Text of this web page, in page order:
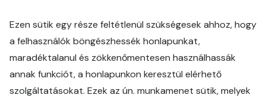
Ezen sütik egy része feltétlenül szükségesek ahhoz, hogy
a felhasználók böngészhessék honlapunkat,
maradéktalanul és zökkenőmentesen használhassák
annak funkciót, a honlapunkon keresztül elérhető
szolgáltatásokat. Ezek az ún. munkamenet sütik, melyek